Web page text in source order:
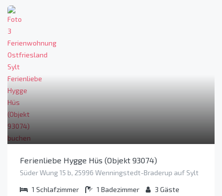
Ferienliebe Hygge Hüs (Objekt 93074)
Süder Wung 15 b, 25996 Wenningstedt-Braderup auf Sylt
1 Schlafzimmer 1 Badezimmer 3 Gäste